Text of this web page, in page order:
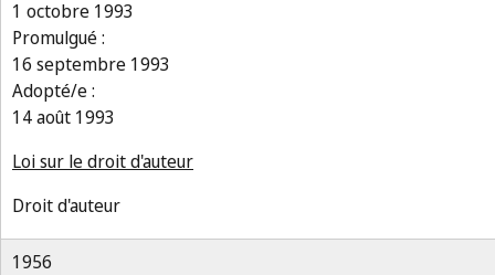
1 octobre 1993
Promulgué :
16 septembre 1993
Adopté/e :
14 août 1993
Loi sur le droit d'auteur
Droit d'auteur
1956